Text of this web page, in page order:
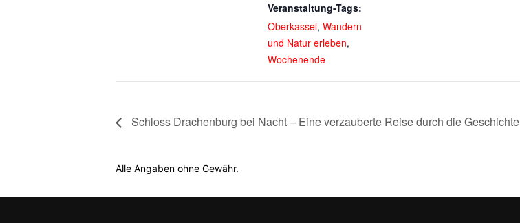
Veranstaltung-Tags:
Oberkassel, Wandern
und Natur erleben,
Wochenende
Schloss Drachenburg bei Nacht – Eine verzauberte Reise durch die Geschichte
Alle Angaben ohne Gewähr.